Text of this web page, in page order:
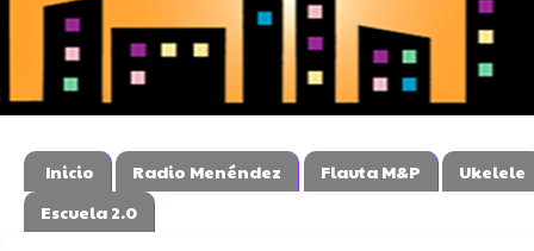
Inicio Radio Menéndez Flauta M&P
Ukelele
Escuela 2.0